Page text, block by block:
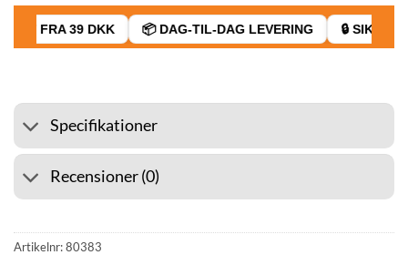
FRA 39 DKK 📦 DAG-TIL-DAG LEVERING 🔒 SIKKER
Specifikationer
Recensioner (0)
Artikelnr:80383